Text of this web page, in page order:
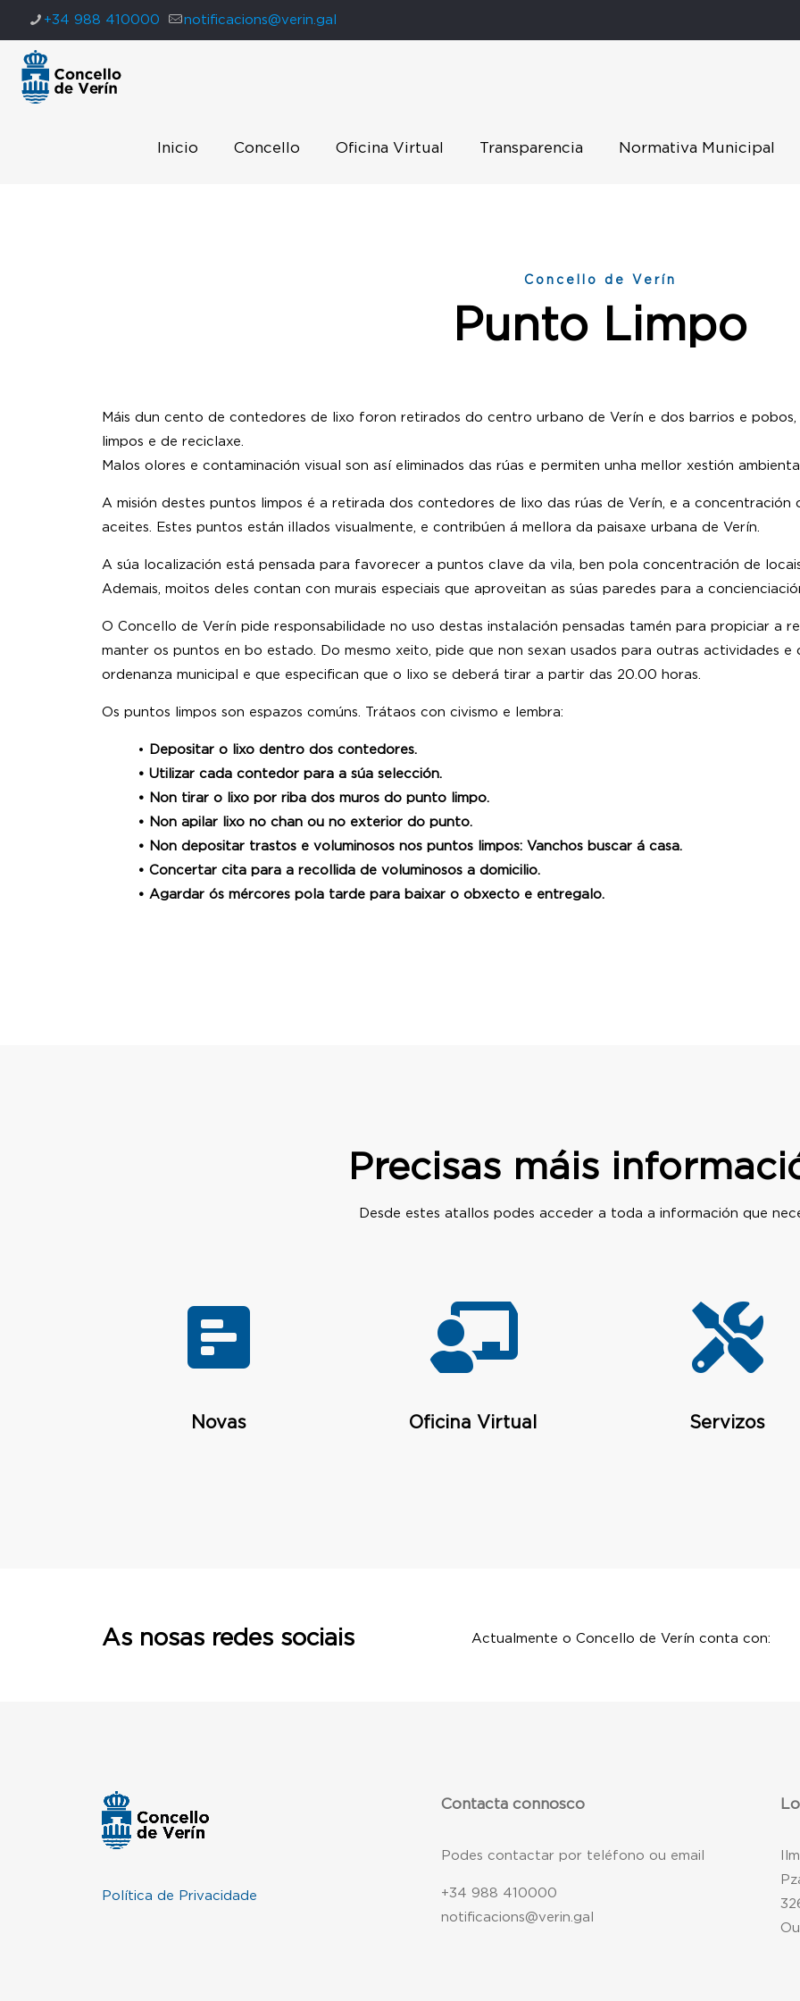
+34 988 410000 notificacions@verin.gal
Inicio Concello Oficina Virtual Transparencia Normativa Municipal
Concello de Verín
Punto Limpo
Máis dun cento de contedores de lixo foron retirados do centro urbano de Verín e dos barrios e
limpos e de reciclaxe.
Malos olores e contaminación visual son así eliminados das rúas e permiten unha mellor xestión
A misión destes puntos limpos é a retirada dos contedores de lixo das rúas de Verín, e a
aceites. Estes puntos están illados visualmente, e contribúen á mellora da paisaxe urbana de Verín.
A súa localización está pensada para favorecer a puntos clave da vila, ben pola concentración de
Ademais, moitos deles contan con murais especiais que aproveitan as súas paredes para a
O Concello de Verín pide responsabilidade no uso destas instalación pensadas tamén para propiciar a
manter os puntos en bo estado. Do mesmo xeito, pide que non sexan usados para outras actividades
ordenanza municipal e que especifican que o lixo se deberá tirar a partir das 20.00 horas.
Os puntos limpos son espazos comúns. Trátaos con civismo e lembra:
• Depositar o lixo dentro dos contedores.
• Utilizar cada contedor para a súa selección.
• Non tirar o lixo por riba dos muros do punto limpo.
• Non apilar lixo no chan ou no exterior do punto.
• Non depositar trastos e voluminosos nos puntos limpos: Vanchos buscar á casa.
• Concertar cita para a recollida de voluminosos a domicilio.
• Agardar ós mércores pola tarde para baixar o obxecto e entregalo.
Precisas máis
Desde estes atallos podes acceder a toda a información que
Novas Oficina Virtual Servizos
As nosas redes sociais Actualmente o Concello de Verín conta con:
Política de Privacidade
Contacta connosco
Podes contactar por teléfono ou email
+34 988 410000
notificacions@verin.gal